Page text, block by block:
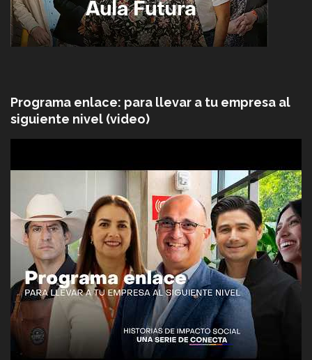
Programa enlace: para llevar a tu empresa al
siguiente nivel (video)